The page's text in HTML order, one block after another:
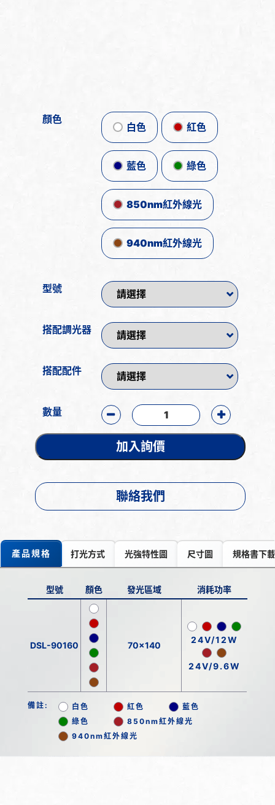
顏色
白色 紅色
藍色 綠色
850nm紅外線光
940nm紅外線光
型號
搭配調光器
搭配配件
數量
加入詢價
聯絡我們
產品規格 打光方式 光強特性圖 尺寸圖 規格書下載
型號 顏色 發光區域 消耗功率
DSL-90160 70x140
24V/12W
24V/9.6W
備註: 白色 紅色
藍色
綠色
850nm紅外線光
940nm紅外線光